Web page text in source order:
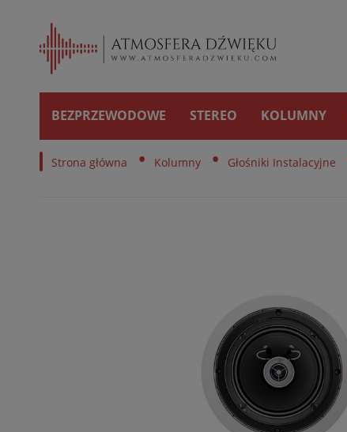
BEZPRZEWODOWE STEREO KOLUMNY
Strona główna • Kolumny • Głośniki Instalacyjne